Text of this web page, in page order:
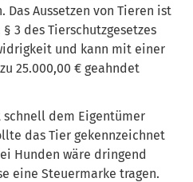
Aussetzen von Tieren ist
§ 3 des Tierschutzgesetzes
und kann mit einer
25.000,00 € geahndet
dem Eigentümer
das Tier gekennzeichnet
Hunden wäre dringend
eine Steuermarke tragen.